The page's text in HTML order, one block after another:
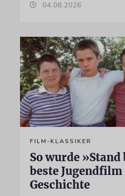
04.08.2026
FILM-KLASSIKER
So wurde »Stand
beste Jugendfilm
Geschichte